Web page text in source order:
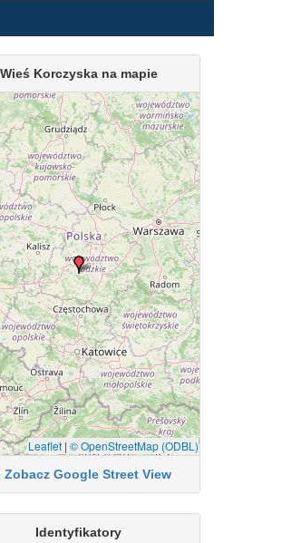
Wieś Korczyska na mapie
Leaflet| © OpenStreetMap (ODBL)
Zobacz Google Street View
Identyfikatory